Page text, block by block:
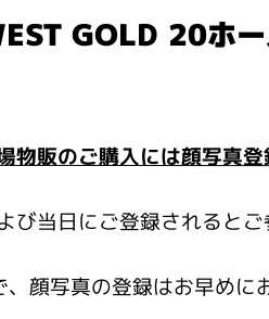
GOLD 20ホ
物販のご購入には顔写真
当日にご登録されると
顔写真の登録はお早めに